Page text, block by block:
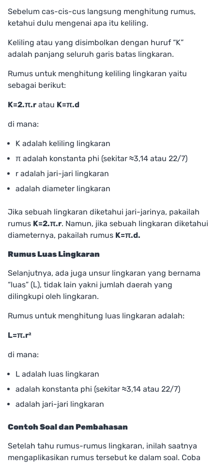
Sebelum cas-cis-cus langsung menghitung rumus,
ketahui dulu mengenai apa itu keliling.
Keliling atau yang disimbolkan dengan huruf “K”
adalah panjang seluruh garis batas lingkaran.
Rumus untuk menghitung keliling lingkaran yaitu
sebagai berikut:
K=2.π.r atau K=π.d
di mana:
K adalah keliling lingkaran
π adalah konstanta phi (sekitar ≈3,14 atau 22/7)
r adalah jari-jari lingkaran
adalah diameter lingkaran
Jika sebuah lingkaran diketahui jari-jarinya, pakailah
rumus K=2.π.r. Namun, jika sebuah lingkaran diketahui
diameternya, pakailah rumus K=π.d.
Rumus Luas Lingkaran
Selanjutnya, ada juga unsur lingkaran yang bernama
“luas” (L), tidak lain yakni jumlah daerah yang
dilingkupi oleh lingkaran.
Rumus untuk menghitung luas lingkaran adalah:
L=π.r²
di mana:
L adalah luas lingkaran
adalah konstanta phi (sekitar ≈3,14 atau 22/7)
adalah jari-jari lingkaran
Contoh Soal dan Pembahasan
Setelah tahu rumus-rumus lingkaran, inilah saatnya
mengaplikasikan rumus tersebut ke dalam soal. Coba